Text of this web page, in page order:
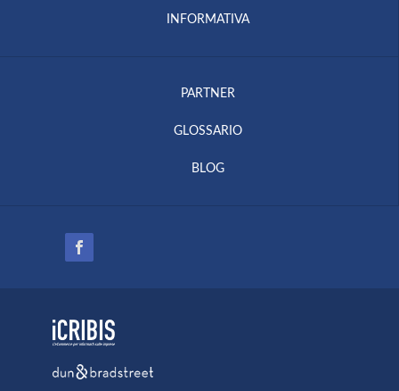
INFORMATIVA
PARTNER
GLOSSARIO
BLOG